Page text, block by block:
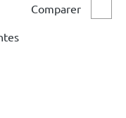
Comparer